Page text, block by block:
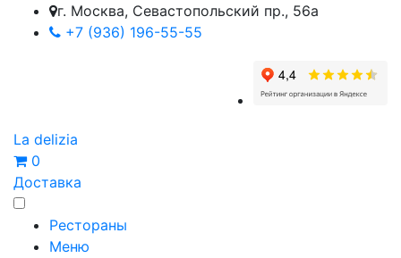
г. Москва, Севастопольский пр., 56а
+7 (936) 196-55-55
La delizia
0
Доставка
Рестораны
Меню